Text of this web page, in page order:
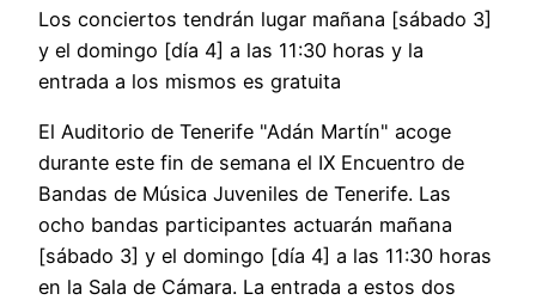
Los conciertos tendrán lugar mañana [sábado 3]
y el domingo [día 4] a las 11:30 horas y la
entrada a los mismos es gratuita
El Auditorio de Tenerife "Adán Martín" acoge
durante este fin de semana el IX Encuentro de
Bandas de Música Juveniles de Tenerife. Las
ocho bandas participantes actuarán mañana
[sábado 3] y el domingo [día 4] a las 11:30 horas
en la Sala de Cámara. La entrada a estos dos